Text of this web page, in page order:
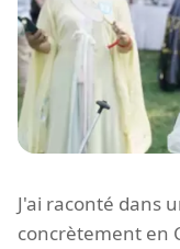
J'ai raconté dans
concrètement en